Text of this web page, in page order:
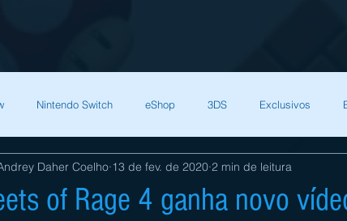
Nintendo Switch eShop 3DS Exclusivos
Man Zelda Bethesda Capcom Square Enix
of Rage 4 ganha novo
Daher Coelho 13 de fev. de 2020 2 min de leitura